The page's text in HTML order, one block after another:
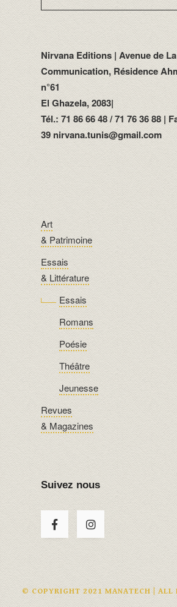
Nirvana Editions | Avenue de La
Communication, Résidence
n°61
El Ghazela, 2083|
Tél.: 71 86 66 48 / 71 76 36 88 |
39 nirvana.tunis@gmail.com
Art
& Patrimoine
Essais
& Littérature
Essais
Romans
Poésie
Théâtre
Jeunesse
Revues
& Magazines
Suivez nous
© COPYRIGHT 2021 MANATECH | ALL